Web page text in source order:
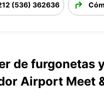
(536) 362636
de furgonetas
Airport Meet